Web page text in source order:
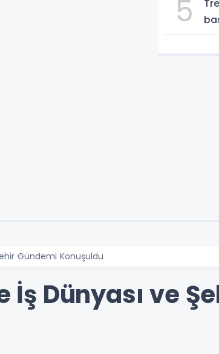
5
Gündemi Konuşuldu
İş Dünyası ve